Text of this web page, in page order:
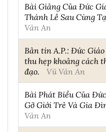
Bài Giảng Của Đức
Thánh Lễ Sau Cùng
Văn An
Bản tin A.P.: Đức
thu hẹp khoảng cách
đạo.
Vũ Văn An
Bài Phát Biểu Của
Gỡ Giới Trẻ Và Gia
Văn An